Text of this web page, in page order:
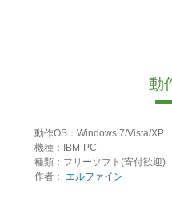
動
動作OS：Windows 7/Vista/XP
機種：IBM-PC
種類：フリーソフト(寄付歓迎)
作者： エルファイン